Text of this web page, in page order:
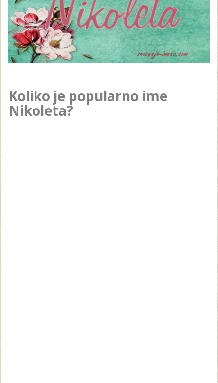
Koliko je popularno ime
Nikoleta?